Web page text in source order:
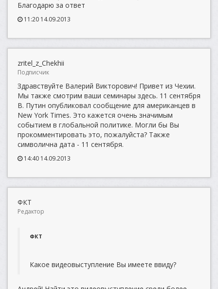
Благодарю за ответ
11:20 14.09.2013
zritel_z_Chekhii
Подписчик
Здравствуйте Валерий Викторович! Привет из Чехии.
Мы также смотрим ваши семинары здесь. 11 сентября
В. Путин опубликовал сообщение для американцев в
New York Times. Это кажется очень значимым
событием в глобальной политике. Могли бы Вы
прокомментировать это, пожалуйста? Также
символична дата - 11 сентября.
14:40 14.09.2013
ФКТ
Редактор
ФКТ
Какое видеовыступление Вы имеете ввиду?